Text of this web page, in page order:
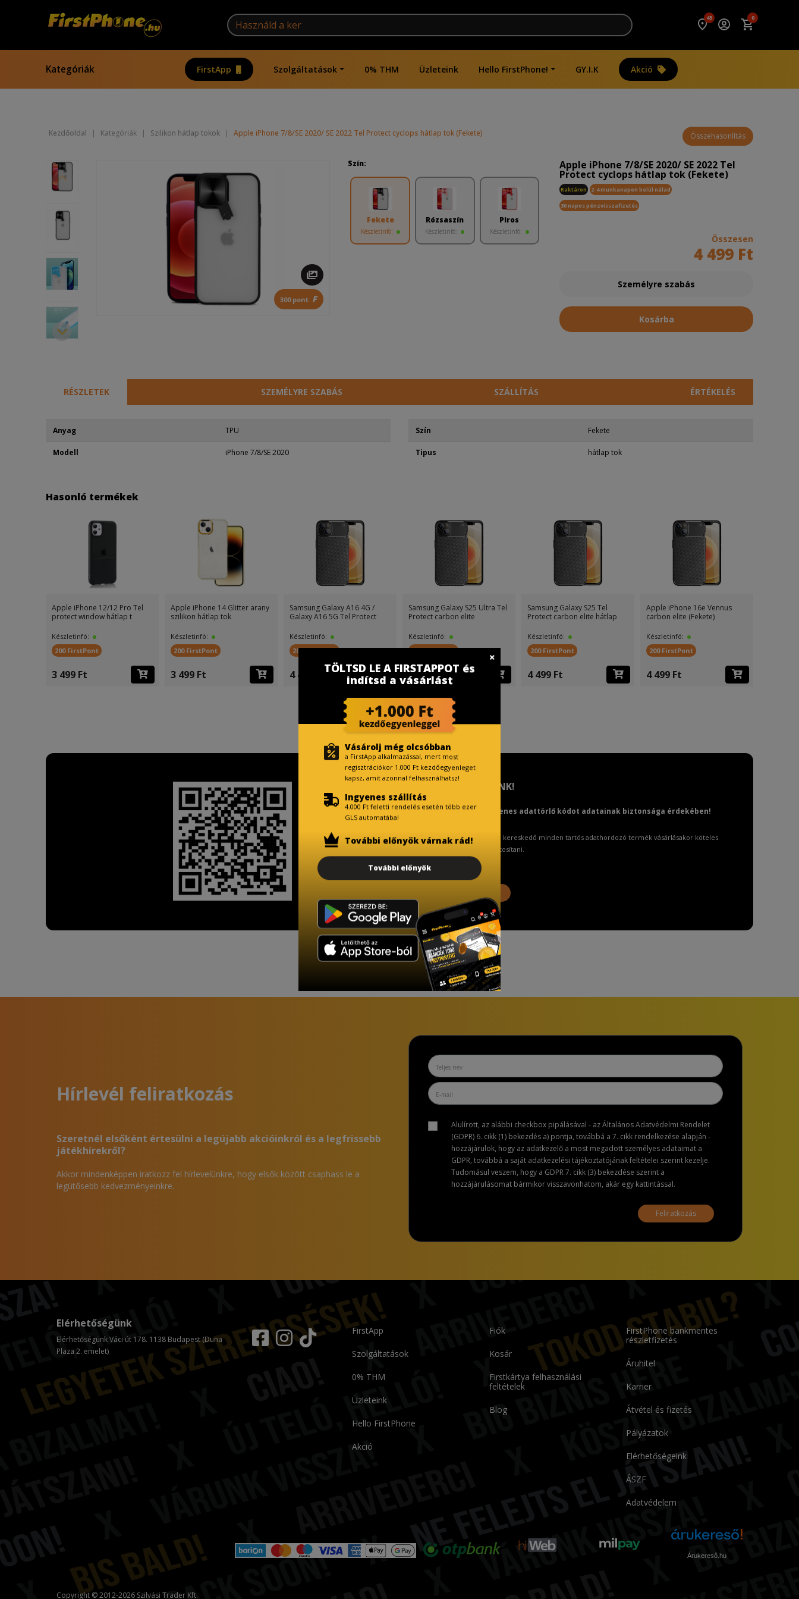
45 0
Kategóriák FirstApp Szolgáltatások 0% THM Üzleteink Hello FirstPhone! GY.I.K Akció
Kezdőoldal | Kategóriák | Szilikon hátlap tokok | Apple iPhone 7/8/SE 2020/ SE 2022 Tel Protect cyclops hátlap tok (Fekete) Összehasonlítás
300 pont F
Szín:
Fekete
Készletinfó:
Rózsaszín
Készletinfó:
Piros
Készletinfó:
Apple iPhone 7/8/SE 2020/ SE 2022 Tel
Protect cyclops hátlap tok (Fekete)
Raktáron 2-4 munkanapon belül nálad
30 napos pénzvisszafizetés
Összesen
4 499 Ft
Személyre szabás
Kosárba
RÉSZLETEK SZEMÉLYRE SZABÁS SZÁLLÍTÁS ÉRTÉKELÉS
Anyag TPU
Modell iPhone 7/8/SE 2020
Szín Fekete
Tipus hátlap tok
Hasonló termékek
Apple iPhone 12/12 Pro Tel
protect window hátlap t
Készletinfó:
200 FirstPont
3 499 Ft
Apple iPhone 14 Glitter arany
szilikon hátlap tok
Készletinfó:
200 FirstPont
3 499 Ft
Samsung Galaxy A16 4G /
Galaxy A16 5G Tel Protect
Készletinfó:
200 FirstPont
4 499 Ft
Samsung Galaxy S25 Ultra Tel
Protect carbon elite
Készletinfó:
200 FirstPont
4 499 Ft
Samsung Galaxy S25 Tel
Protect carbon elite hátlap
Készletinfó:
200 FirstPont
4 499 Ft
Apple iPhone 16e Vennus
carbon elite (Fekete)
Készletinfó:
200 FirstPont
4 499 Ft
TISZTELT VÁSÁRLÓNK!
Fizetésnél kérje az ingyenes adattörlő kódot adatainak biztonsága érdekében!
A Kormány döntése alapján a kereskedő minden tartós adathordozó termék vásárlásakor köteles
ingyenes adattörlő kódot biztosítani.
Hírlevél feliratkozás
Szeretnél elsőként értesülni a legújabb akcióinkról és a legfrissebb
játékhírekről?
Akkor mindenképpen iratkozz fel hírlevelünkre, hogy elsők között csaphass le a
legütősebb kedvezményeinkre.
Alulírott, az alábbi checkbox pipálásával - az Általános Adatvédelmi Rendelet
(GDPR) 6. cikk (1) bekezdés a) pontja, továbbá a 7. cikk rendelkezése alapján -
hozzájárulok, hogy az adatkezelő a most megadott személyes adataimat a
GDPR, továbbá a saját adatkezelési tájékoztatójának feltételei szerint kezelje.
Tudomásul veszem, hogy a GDPR 7. cikk (3) bekezdése szerint a
hozzájárulásomat bármikor visszavonhatom, akár egy kattintással.
Feliratkozás
FirstApp
Szolgáltatások
0% THM
Üzleteink
Hello FirstPhone
Akció
Fiók
Kosár
Firstkártya felhasználási
feltételek
Blog
FirstPhone bankmentes
részletfizetés
Áruhitel
Karrier
Átvétel és fizetés
Pályázatok
Elérhetőségeink
ÁSZF
Adatvédelem
Elérhetőségünk
Elérhetőségünk Váci út 178. 1138 Budapest (Duna
Plaza 2. emelet)
Árukereső.hu
Copyright © 2012-2026 Szilvási Trader Kft.
TÖLTSD LE A FIRSTAPPOT és
indítsd a vásárlást
Vásárolj még olcsóbban
a FirstApp alkalmazással, mert most
regisztrációkor 1.000 Ft kezdőegyenleget
kapsz, amit azonnal felhasználhatsz!
Ingyenes szállítás
4.000 Ft feletti rendelés esetén több ezer
GLS automatába!
További előnyök várnak rád!
További előnyök